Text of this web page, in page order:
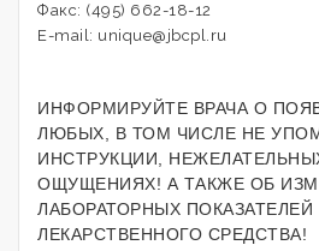
Факс: (495) 662-18-12
E-mail: unique@jbcpl.ru
ИНФОРМИРУЙТЕ ВРАЧА О
ЛЮБЫХ, В ТОМ ЧИСЛЕ НЕ
ИНСТРУКЦИИ,
ОЩУЩЕНИЯХ! А ТАКЖЕ ОБ
ЛАБОРАТОРНЫХ
ЛЕКАРСТВЕННОГО СРЕДСТВА!